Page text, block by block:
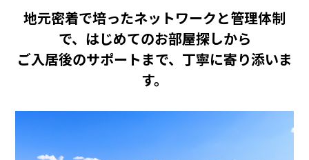
地元密着で培ったネットワークと管理体制
で、はじめてのお部屋探しから
ご入居後のサポートまで、丁寧に寄り添いま
す。